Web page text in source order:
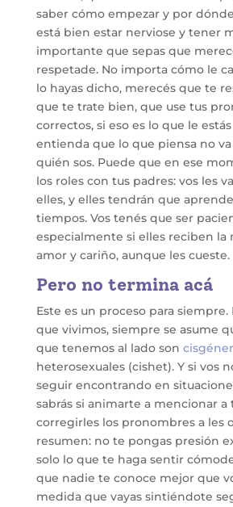
saber cómo empezar y por
está bien estar nerviose y tener
importante que sepas que
respetade. No importa cómo le
lo hayas dicho, merecés que te
que te trate bien, que use tus
correctos, si eso es lo que le
entienda que lo que piensa no
quién sos. Puede que en ese
los roles con tus padres: vos les
elles, y elles tendrán que
tiempos. Vos tenés que ser
especialmente si elles reciben la
amor y cariño, aunque les cueste.
Pero no termina acá
Este es un proceso para
que vivimos, siempre se asume
que tenemos al lado son
heterosexuales (cishet). Y si vos
seguir encontrando en
sabrás si animarte a mencionar a
corregirles los pronombres a les
resumen: no te pongas presión
solo lo que te haga sentir
que nadie te conoce mejor que
medida que vayas sintiéndote